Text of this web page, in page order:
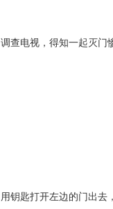
调查电视，得知一起灭门
用钥匙打开左边的门出去